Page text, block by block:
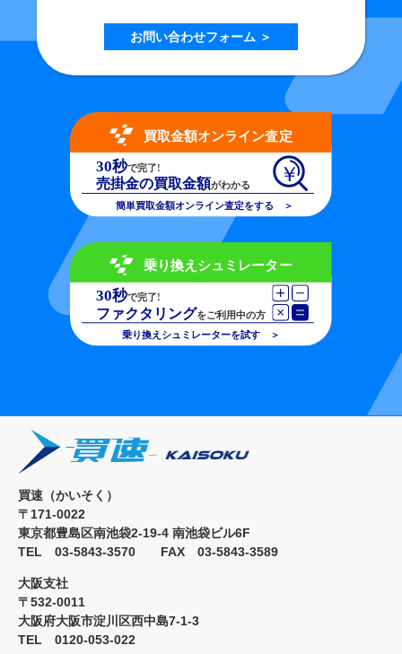
お問い合わせフォーム ＞
買速（かいそく）
〒171-0022
東京都豊島区南池袋2-19-4 南池袋ビル6F
TEL 03-5843-3570 FAX 03-5843-3589
大阪支社
〒532-0011
大阪府大阪市淀川区西中島7-1-3
TEL 0120-053-022